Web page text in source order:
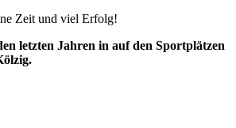
Zeit und viel Erfolg!
letzten Jahren in auf den Sportplätzen